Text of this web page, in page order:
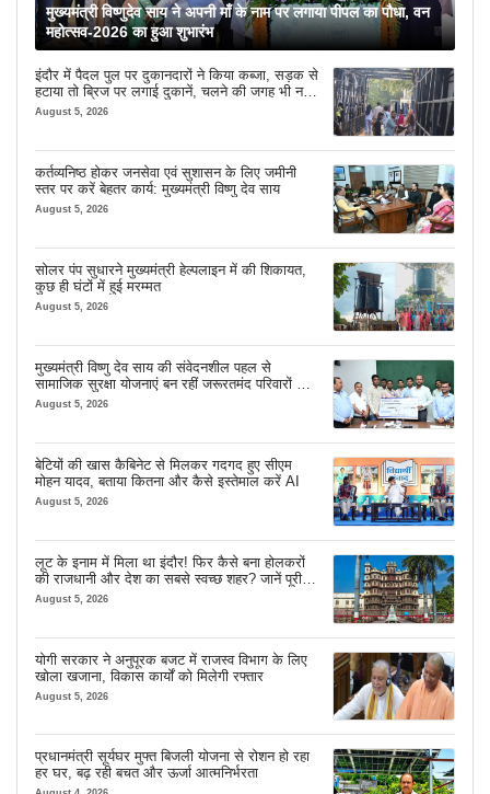
मुख्यमंत्री विष्णुदेव साय ने अपनी माँ के नाम पर लगाया पीपल का पौधा, वन
महोत्सव-2026 का हुआ शुभारंभ
इंदौर में पैदल पुल पर दुकानदारों ने किया कब्जा, सड़क से
हटाया तो ब्रिज पर लगाई दुकानें, चलने की जगह भी नहीं
मिल रही
August 5, 2026
कर्तव्यनिष्ठ होकर जनसेवा एवं सुशासन के लिए जमीनी
स्तर पर करें बेहतर कार्य: मुख्यमंत्री विष्णु देव साय
August 5, 2026
सोलर पंप सुधारने मुख्यमंत्री हेल्पलाइन में की शिकायत,
कुछ ही घंटों में हुई मरम्मत
August 5, 2026
मुख्यमंत्री विष्णु देव साय की संवेदनशील पहल से
सामाजिक सुरक्षा योजनाएं बन रहीं जरूरतमंद परिवारों का
मजबूत सहारा
August 5, 2026
बेटियों की खास कैबिनेट से मिलकर गदगद हुए सीएम
मोहन यादव, बताया कितना और कैसे इस्तेमाल करें AI
August 5, 2026
लूट के इनाम में मिला था इंदौर! फिर कैसे बना होलकरों
की राजधानी और देश का सबसे स्वच्छ शहर? जानें पूरी
कहानी
August 5, 2026
योगी सरकार ने अनुपूरक बजट में राजस्व विभाग के लिए
खोला खजाना, विकास कार्यों को मिलेगी रफ्तार
August 5, 2026
प्रधानमंत्री सूर्यघर मुफ्त बिजली योजना से रोशन हो रहा
हर घर, बढ़ रही बचत और ऊर्जा आत्मनिर्भरता